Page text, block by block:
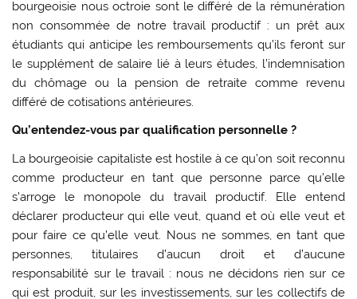
bourgeoisie nous octroie sont le différé de la rémunération
non consommée de notre travail productif : un prêt aux
étudiants qui anticipe les remboursements qu’ils feront sur
le supplément de salaire lié à leurs études, l’indemnisation
du chômage ou la pension de retraite comme revenu
différé de cotisations antérieures.
Qu’entendez-vous par qualification personnelle ?
La bourgeoisie capitaliste est hostile à ce qu’on soit reconnu
comme producteur en tant que personne parce qu’elle
s’arroge le monopole du travail productif. Elle entend
déclarer producteur qui elle veut, quand et où elle veut et
pour faire ce qu’elle veut. Nous ne sommes, en tant que
personnes, titulaires d’aucun droit et d’aucune
responsabilité sur le travail : nous ne décidons rien sur ce
qui est produit, sur les investissements, sur les collectifs de